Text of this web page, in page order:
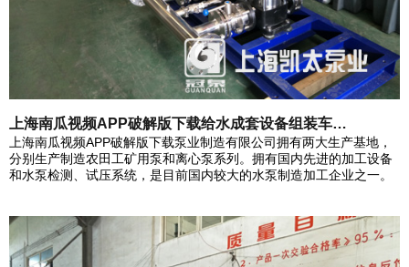
上海南瓜视频APP破解版下载给水成套设备组装车…
上海南瓜视频APP破解版下载泵业制造有限公司拥有两大生产基地，
分别生产制造农田工矿用泵和离心泵系列。拥有国内先进的加工设备
和水泵检测、试压系统，是目前国内较大的水泵制造加工企业之一。